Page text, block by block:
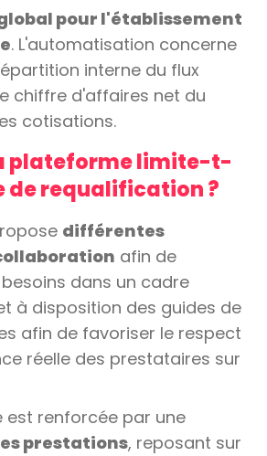
pour l'établissement
. L'automatisation concerne
interne du flux
chiffre d'affaires net du
cotisations.
plateforme limite-t-
de requalification ?
différentes
afin de
dans un cadre
à disposition des guides de
afin de favoriser le respect
réelle des prestataires sur
renforcée par une
prestations, reposant sur